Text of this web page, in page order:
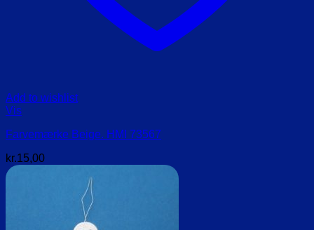
Add to wishlist
Vis
Farvemærke Beige. HMI 73567
kr.15,00